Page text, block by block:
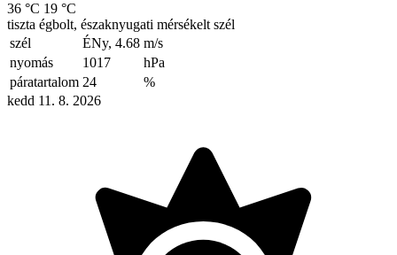
36 °C 19 °C
tiszta égbolt, északnyugati mérsékelt szél
szél
ÉNy, 4.68 m/s
nyomás
1017
hPa
páratartalom 24
%
kedd 11. 8. 2026